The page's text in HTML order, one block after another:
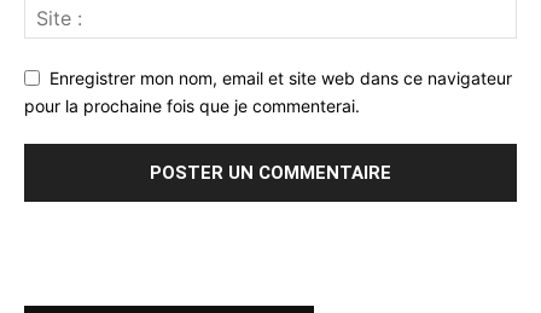
Enregistrer mon nom, email et site web dans ce navigateur
pour la prochaine fois que je commenterai.